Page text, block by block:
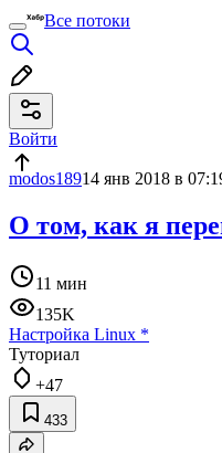
Все потоки
Войти
modos18914 янв 2018 в
О том, как я
11 мин
135K
Настройка Linux *
Туториал
+47
433